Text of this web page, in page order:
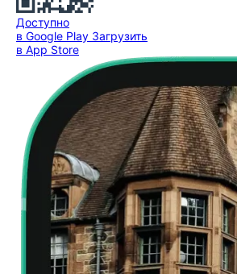
Доступно
в Google Play Загрузить
в App Store